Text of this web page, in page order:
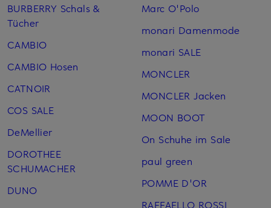
BURBERRY Schals &
Tücher
CAMBIO
CAMBIO Hosen
CATNOIR
COS SALE
DeMellier
DOROTHEE
SCHUMACHER
DUNO
Marc O'Polo
monari Damenmode
monari SALE
MONCLER
MONCLER Jacken
MOON BOOT
On Schuhe im Sale
paul green
POMME D'OR
RAFFAELLO ROSSI